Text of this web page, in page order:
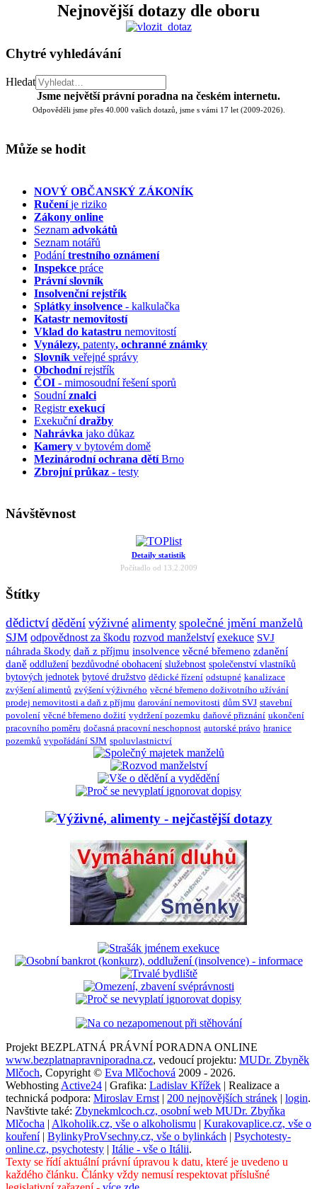
Nejnovější dotazy dle oboru
Chytré vyhledávání
Hledat
Jsme největší právní poradna na českém internetu.
Odpověděli jsme přes 40.000 vašich dotazů, jsme s vámi 17 let (2009-2026).
Může se hodit
NOVÝ OBČANSKÝ ZÁKONÍK
Ručeníje riziko
Zákony online
Seznam advokátů
Seznam notářů
Podánítrestního oznámení
Inspekce práce
Právní slovník
Insolvenčnírejstřík
Splátky insolvence - kalkulačka
Katastr nemovitostí
Vklad do katastru nemovitostí
Vynálezy, patenty, ochranné známky
Slovník veřejné správy
Obchodnírejstřík
ČOI - mimosoudní řešení sporů
Soudníznalci
Registrexekucí
Exekučnídražby
Nahrávka jako důkaz
Kamery v bytovém domě
Mezinárodní ochrana dětíBrno
Zbrojní průkaz - testy
Návštěvnost
Detaily statistik
Počítadlo od 13.2.2009
Štítky
dědictví dědění výživné alimenty společné jmění manželů
SJM odpovědnost za škodu rozvod manželství exekuce SVJ
náhrada škody daň z příjmu insolvence věcné břemeno zdanění
daně oddlužení bezdůvodné obohacení služebnost společenství vlastníků
bytových jednotek bytové družstvo dědické řízení odstupné kanalizace
zvýšení alimentů zvýšení výživného věcné břemeno doživotního užívání
prodej nemovitosti a daň z příjmu darování nemovitosti dům SVJ stavební
povolení věcné břemeno dožití vydržení pozemku daňové přiznání ukončení
pracovního poměru dočasná pracovní neschopnost autorské právo hranice
pozemků vypořádání SJM spoluvlastnictví
Projekt BEZPLATNÁ PRÁVNÍ PORADNA ONLINE
www.bezplatnapravniporadna.cz, vedoucí projektu: MUDr. Zbyněk
Mlčoch, Copyright © Eva Mlčochová 2009 - 2026.
Webhosting Active24 | Grafika: Ladislav Křížek | Realizace a
technická podpora: Miroslav Ernst | 200 nejnovějších stránek | login.
Navštivte také: Zbynekmlcoch.cz, osobní web MUDr. Zbyňka
Mlčocha | Alkoholik.cz, vše o alkoholismu | Kurakovaplice.cz, vše o
kouření| BylinkyProVsechny.cz, vše o bylinkách | Psychotesty-
online.cz, psychotesty | Itálie - vše o Itálii.
Texty se řídí aktuální právní úpravou k datu, které je uvedeno u
každého článku. Články vždy nemusí respektovat příslušné